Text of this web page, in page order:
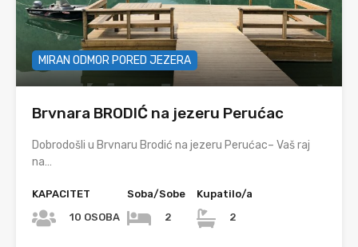
MIRAN ODMOR PORED JEZERA
Brvnara BRODIĆ na jezeru Perućac
Dobrodošli u Brvnaru Brodić na jezeru Perućac– Vaš raj
na…
KAPACITET
10 OSOBA
Soba/Sobe
2
Kupatilo/a
2